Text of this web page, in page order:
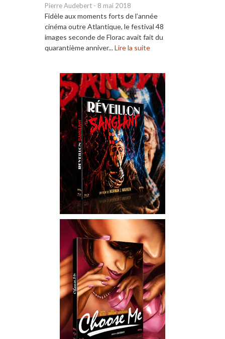
Pierre Audebert - 8 mai 2018
Fidèle aux moments forts de l’année
cinéma outre Atlantique, le festival 48
images seconde de Florac avait fait du
quarantième anniver...Lire la suite